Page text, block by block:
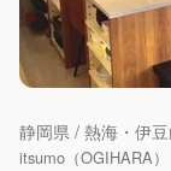
静岡県 / 熱海・伊
itsumo（OGIHARA）